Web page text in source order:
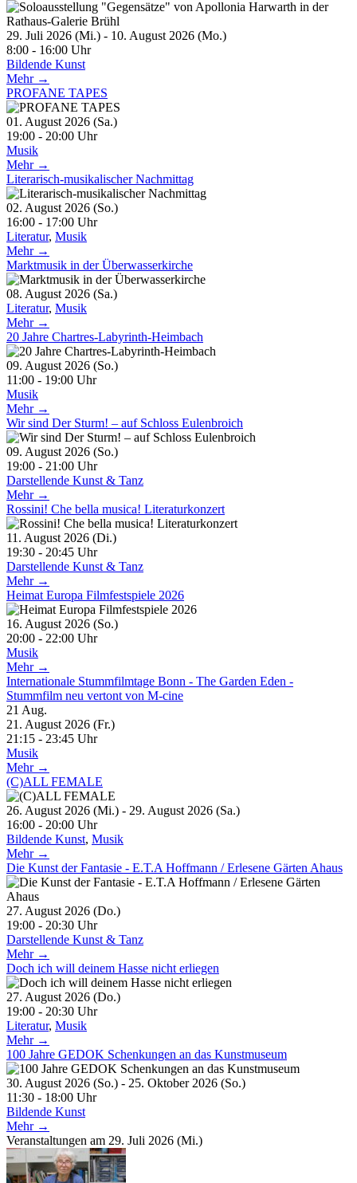
29. Juli 2026 (Mi.) - 10. August 2026 (Mo.)
8:00 - 16:00 Uhr
Bildende Kunst
Mehr →
PROFANE TAPES
01. August 2026 (Sa.)
19:00 - 20:00 Uhr
Musik
Mehr →
Literarisch-musikalischer Nachmittag
02. August 2026 (So.)
16:00 - 17:00 Uhr
Literatur, Musik
Mehr →
Marktmusik in der Überwasserkirche
08. August 2026 (Sa.)
Literatur, Musik
Mehr →
20 Jahre Chartres-Labyrinth-Heimbach
09. August 2026 (So.)
11:00 - 19:00 Uhr
Musik
Mehr →
Wir sind Der Sturm! – auf Schloss Eulenbroich
09. August 2026 (So.)
19:00 - 21:00 Uhr
Darstellende Kunst & Tanz
Mehr →
Rossini! Che bella musica! Literaturkonzert
11. August 2026 (Di.)
19:30 - 20:45 Uhr
Darstellende Kunst & Tanz
Mehr →
Heimat Europa Filmfestspiele 2026
16. August 2026 (So.)
20:00 - 22:00 Uhr
Musik
Mehr →
Internationale Stummfilmtage Bonn - The Garden Eden -
Stummfilm neu vertont von M-cine
21 Aug.
21. August 2026 (Fr.)
21:15 - 23:45 Uhr
Musik
Mehr →
(C)ALL FEMALE
26. August 2026 (Mi.) - 29. August 2026 (Sa.)
16:00 - 20:00 Uhr
Bildende Kunst, Musik
Mehr →
Die Kunst der Fantasie - E.T.A Hoffmann / Erlesene Gärten Ahaus
27. August 2026 (Do.)
19:00 - 20:30 Uhr
Darstellende Kunst & Tanz
Mehr →
Doch ich will deinem Hasse nicht erliegen
27. August 2026 (Do.)
19:00 - 20:30 Uhr
Literatur, Musik
Mehr →
100 Jahre GEDOK Schenkungen an das Kunstmuseum
30. August 2026 (So.) - 25. Oktober 2026 (So.)
11:30 - 18:00 Uhr
Bildende Kunst
Mehr →
Veranstaltungen am 29. Juli 2026 (Mi.)